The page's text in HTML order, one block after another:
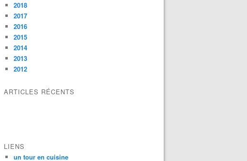
2018
2017
2016
2015
2014
2013
2012
ARTICLES RÉCENTS
LIENS
un tour en cuisine